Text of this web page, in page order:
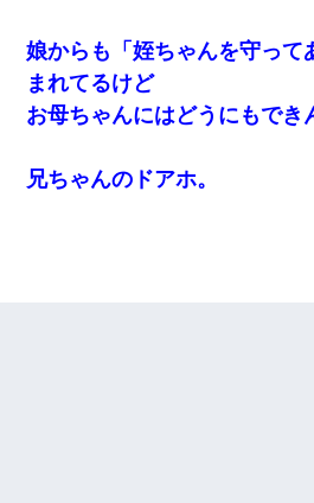
娘からも「姪ちゃんを守って
まれてるけど
お母ちゃんにはどうにもでき
兄ちゃんのドアホ。